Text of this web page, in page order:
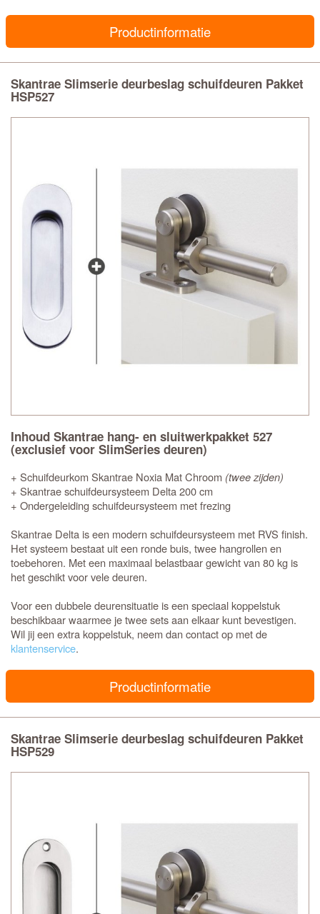
Productinformatie
Skantrae Slimserie deurbeslag schuifdeuren Pakket
HSP527
Inhoud Skantrae hang- en sluitwerkpakket 527
(exclusief voor SlimSeries deuren)
+ Schuifdeurkom Skantrae Noxia Mat Chroom (twee zijden)
+ Skantrae schuifdeursysteem Delta 200 cm
+ Ondergeleiding schuifdeursysteem met frezing
Skantrae Delta is een modern schuifdeursysteem met RVS finish.
Het systeem bestaat uit een ronde buis, twee hangrollen en
toebehoren. Met een maximaal belastbaar gewicht van 80 kg is
het geschikt voor vele deuren.
Voor een dubbele deurensituatie is een speciaal koppelstuk
beschikbaar waarmee je twee sets aan elkaar kunt bevestigen.
Wil jij een extra koppelstuk, neem dan contact op met de
klantenservice.
Productinformatie
Skantrae Slimserie deurbeslag schuifdeuren Pakket
HSP529